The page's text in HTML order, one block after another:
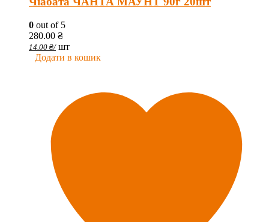
0 out of 5
280.00 ₴
14.00 ₴/ шт
Додати в кошик